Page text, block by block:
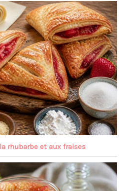
rhubarbe et aux fraises